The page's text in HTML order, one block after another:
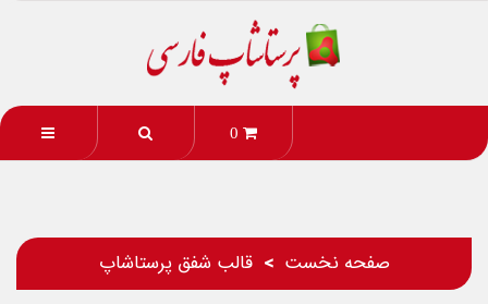
0
صفحه نخست قالب شفق پرستاشاپ